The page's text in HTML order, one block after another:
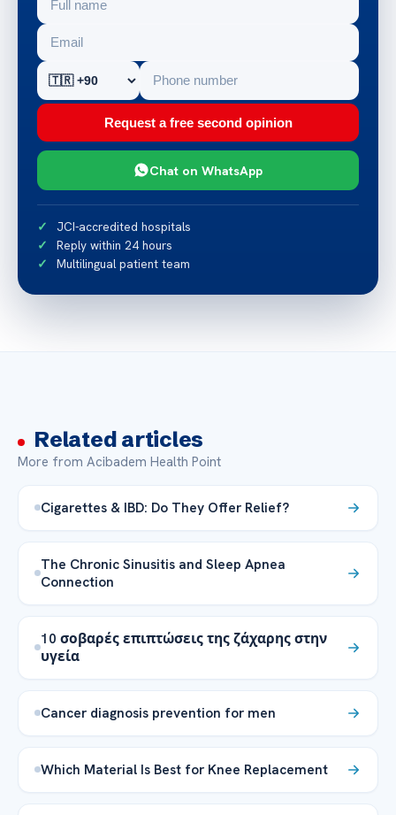
Request a free second opinion
Chat on WhatsApp
JCI-accredited hospitals
Reply within 24 hours
Multilingual patient team
Related articles
More from Acibadem Health Point
Cigarettes & IBD: Do They Offer Relief?
The Chronic Sinusitis and Sleep Apnea
Connection
10 σοβαρές επιπτώσεις της ζάχαρης στην
υγεία
Cancer diagnosis prevention for men
Which Material Is Best for Knee Replacement